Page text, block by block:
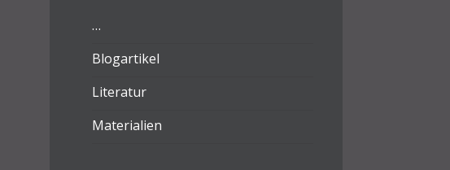
…
Blogartikel
Literatur
Materialien